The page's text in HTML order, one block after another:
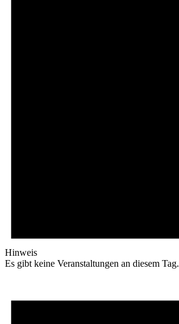
Hinweis
Es gibt keine Veranstaltungen an diesem Tag.